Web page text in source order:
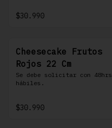
$30.990
Cheesecake Frutos
Rojos 22 Cm
Se debe solicitar con 48hrs
hábiles.
$30.990